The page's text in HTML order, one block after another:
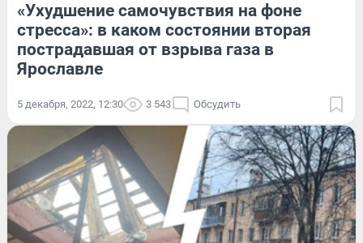
«Ухудшение самочувствия на фоне
стресса»: в каком состоянии вторая
пострадавшая от взрыва газа в
Ярославле
5 декабря, 2022, 12:30 3 543 Обсудить